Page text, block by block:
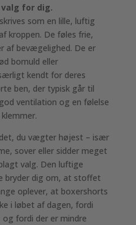
for dig.
som en lille, luftig
kroppen. De føles frie,
af bevægelighed. De er
bomuld eller
kendt for deres
ben, der typisk går til
ventilation og en følelse
du vægter højest – især
sover eller sidder meget
valg. Den luftige
bryder dig om, at stoffet
oplever, at boxershorts
i løbet af dagen, fordi
fordi der er mindre